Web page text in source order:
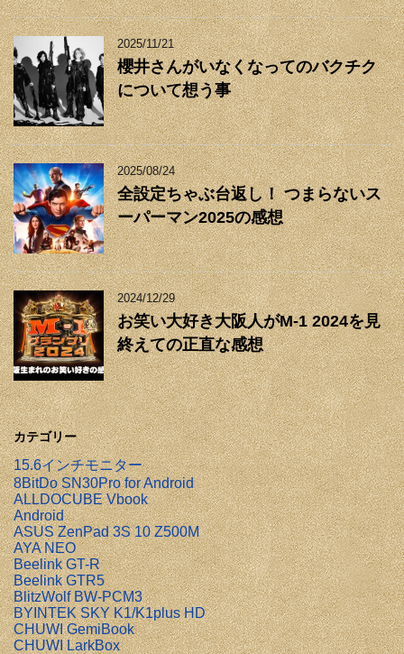
2025/11/21
櫻井さんがいなくなってのバクチク
について想う事
2025/08/24
全設定ちゃぶ台返し！ つまらないス
ーパーマン2025の感想
2024/12/29
お笑い大好き大阪人がM-1 2024を見
終えての正直な感想
カテゴリー
15.6インチモニター
8BitDo SN30Pro for Android
ALLDOCUBE Vbook
Android
ASUS ZenPad 3S 10 Z500M
AYA NEO
Beelink GT-R
Beelink GTR5
BlitzWolf BW-PCM3
BYINTEK SKY K1/K1plus HD
CHUWI GemiBook
CHUWI LarkBox